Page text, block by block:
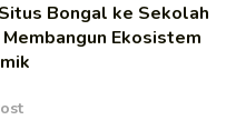
Bongal ke Sekolah
Ekosistem